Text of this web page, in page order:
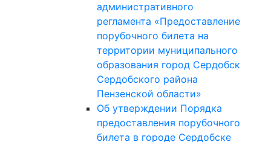
административного
регламента «Предоставление
порубочного билета на
территории муниципального
образования город Сердобск
Сердобского района
Пензенской области»
Об утверждении Порядка
предоставления порубочного
билета в городе Сердобске